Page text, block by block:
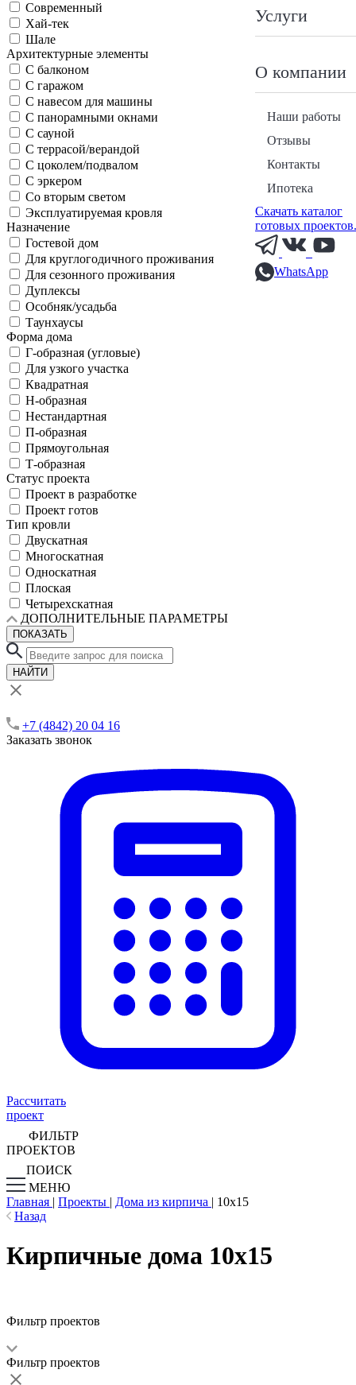
Услуги
О компании
Наши работы
Отзывы
Контакты
Ипотека
Скачать каталог
готовых
WhatsApp
Современный
Хай-тек
Шале
Архитектурные элементы
С балконом
С гаражом
С навесом для машины
С панорамными окнами
С сауной
С террасой/верандой
С цоколем/подвалом
С эркером
Со вторым светом
Эксплуатируемая кровля
Назначение
Гостевой дом
Для круглогодичного проживания
Для сезонного проживания
Дуплексы
Особняк/усадьба
Таунхаусы
Форма дома
Г-образная (угловые)
Для узкого участка
Квадратная
Н-образная
Нестандартная
П-образная
Прямоугольная
Т-образная
Статус проекта
Проект в разработке
Проект готов
Тип кровли
Двускатная
Многоскатная
Односкатная
Плоская
Четырехскатная
ДОПОЛНИТЕЛЬНЫЕ ПАРАМЕТРЫ
ПОКАЗАТЬ
НАЙТИ
+7 (4842) 20 04 16
Заказать звонок
Рассчитать
проект
ФИЛЬТР
ПРОЕКТОВ
ПОИСК
МЕНЮ
Главная | Проекты | Дома из кирпича | 10х15
Назад
Кирпичные дома 10х15
Фильтр проектов
Фильтр проектов